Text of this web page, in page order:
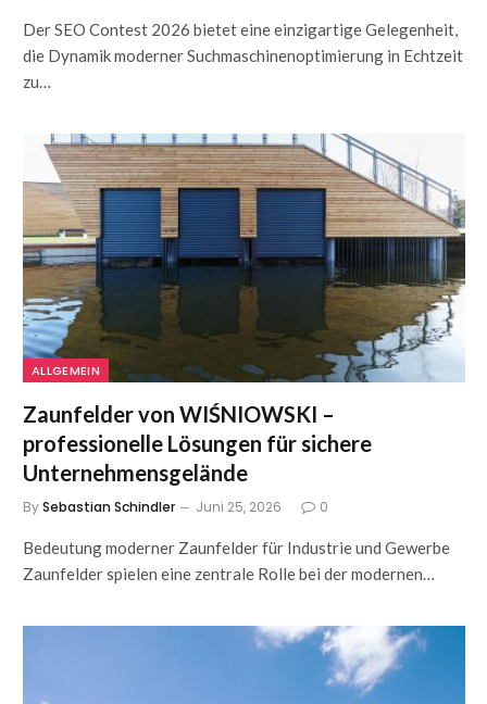
Der SEO Contest 2026 bietet eine einzigartige Gelegenheit,
die Dynamik moderner Suchmaschinenoptimierung in Echtzeit
zu…
ALLGEMEIN
Zaunfelder von WIŚNIOWSKI –
professionelle Lösungen für sichere
Unternehmensgelände
BySebastian Schindler Juni 25, 2026 0
Bedeutung moderner Zaunfelder für Industrie und Gewerbe
Zaunfelder spielen eine zentrale Rolle bei der modernen…